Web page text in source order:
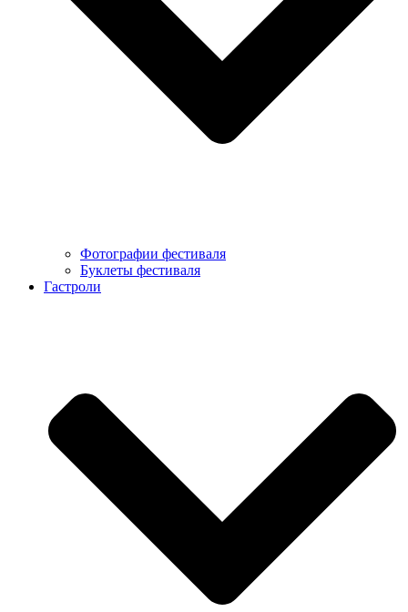
Фотографии фестиваля
Буклеты фестиваля
Гастроли